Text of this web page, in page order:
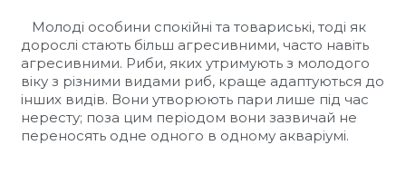
Молоді особини спокійні та товариські, тоді як
дорослі стають більш агресивними, часто навіть
агресивними. Риби, яких утримують з молодого
віку з різними видами риб, краще адаптуються до
інших видів. Вони утворюють пари лише під час
нересту; поза цим періодом вони зазвичай не
переносять одне одного в одному акваріумі.